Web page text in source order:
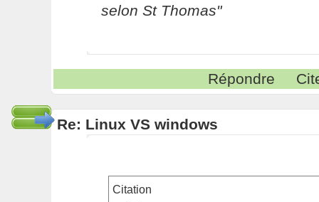
selon St Thomas"
Répondre
Re: Linux VS windows
Citation